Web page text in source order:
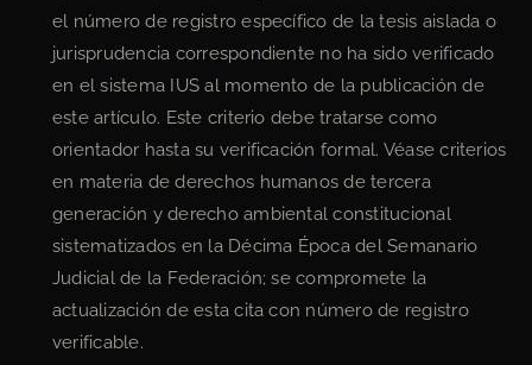
el número de registro específico de la tesis aislada o
jurisprudencia correspondiente no ha sido verificado
en el sistema IUS al momento de la publicación de
este artículo. Este criterio debe tratarse como
orientador hasta su verificación formal. Véase criterios
en materia de derechos humanos de tercera
generación y derecho ambiental constitucional
sistematizados en la Décima Época del Semanario
Judicial de la Federación; se compromete la
actualización de esta cita con número de registro
verificable.